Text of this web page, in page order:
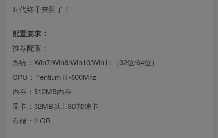
时代终于来到了！
配置要求：
推荐配置：
系统：Win7/Win8/Win10/Win11（32位/64位）
CPU：PentiumⅢ-800Mhz
内存：512MB内存
显卡：32MB以上3D加速卡
存储：2 GB